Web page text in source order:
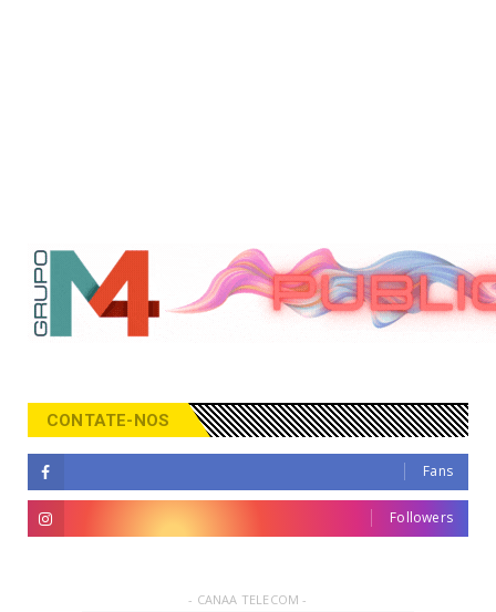
CONTATE-NOS
Fans
Followers
- CANAA TELECOM -